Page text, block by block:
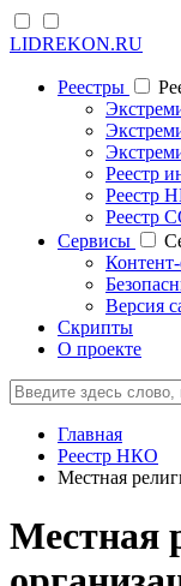
LIDREKON.RU
Реестры
Реестр
Реестр
Реестр
Cервисы
Версия
Скрипты
О проекте
Главная
Реестр НКО
Местная
Местная